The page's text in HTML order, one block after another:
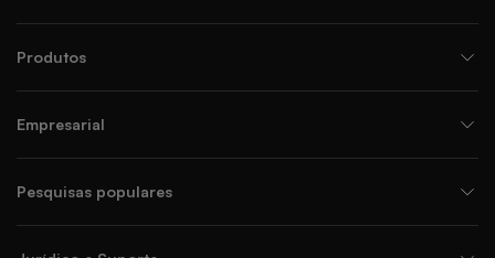
Produtos
Empresarial
Pesquisas populares